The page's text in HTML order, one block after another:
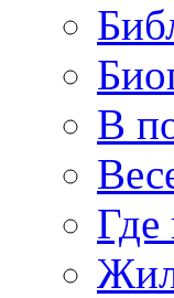
В
Где